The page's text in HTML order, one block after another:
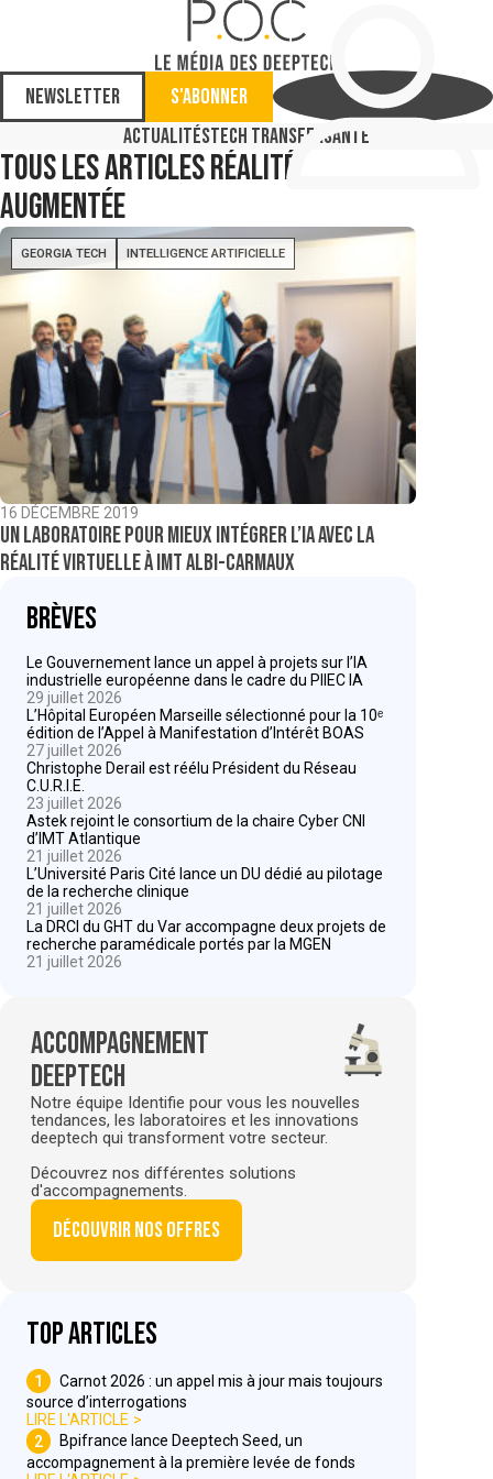
Newsletter
S'abonner
ActualitésTech TransferSanté
Tous les articlesréalité
augmentée
GEORGIA TECH INTELLIGENCE ARTIFICIELLE
16 DÉCEMBRE 2019
Un laboratoire pour mieux intégrer l’IA avec la
réalité virtuelle à IMT Albi-Carmaux
Brèves
Le Gouvernement lance un appel à projets sur l’IA
industrielle européenne dans le cadre du PIIEC IA
29 juillet 2026
L’Hôpital Européen Marseille sélectionné pour la 10ᵉ
édition de l’Appel à Manifestation d’Intérêt BOAS
27 juillet 2026
Christophe Derail est réélu Président du Réseau
C.U.R.I.E.
23 juillet 2026
Astek rejoint le consortium de la chaire Cyber CNI
d’IMT Atlantique
21 juillet 2026
L’Université Paris Cité lance un DU dédié au pilotage
de la recherche clinique
21 juillet 2026
La DRCI du GHT du Var accompagne deux projets de
recherche paramédicale portés par la MGEN
21 juillet 2026
Accompagnement
deeptech
Notre équipe Identifie pour vous les nouvelles
tendances, les laboratoires et les innovations
deeptech qui transforment votre secteur.
Découvrez nos différentes solutions
d'accompagnements.
Découvrir nos offres
Top articles
1
Carnot 2026 : un appel mis à jour mais toujours
source d’interrogations
LIRE L'ARTICLE
2
Bpifrance lance Deeptech Seed, un
accompagnement à la première levée de fonds